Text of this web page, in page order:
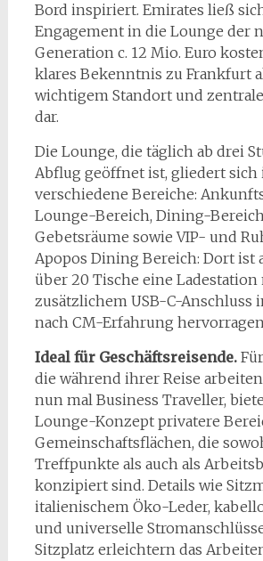
Bord inspiriert. Emirates ließ
Engagement in die Lounge der
Generation c. 12 Mio. Euro
klares Bekenntnis zu Frankfurt
wichtigem Standort und
dar.
Die Lounge, die täglich ab drei
Abflug geöffnet ist, gliedert sich
verschiedene Bereiche:
Lounge-Bereich, Dining-
Gebetsräume sowie VIP- und
Apopos Dining Bereich: Dort ist
über 20 Tische eine
zusätzlichem USB-C-Anschluss
nach CM-Erfahrung
Ideal für Geschäftsreisende.
die während ihrer Reise
nun mal Business Traveller,
Lounge-Konzept privatere
Gemeinschaftsflächen, die
Treffpunkte als auch als
konzipiert sind. Details wie
italienischem Öko-Leder,
und universelle
Sitzplatz erleichtern das